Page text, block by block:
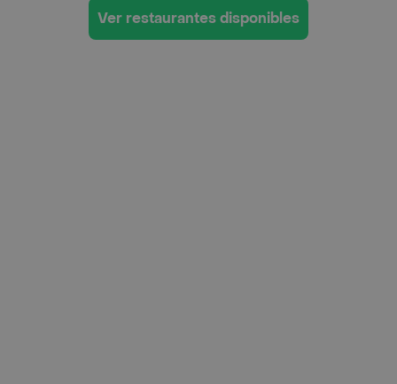
Ver restaurantes disponibles